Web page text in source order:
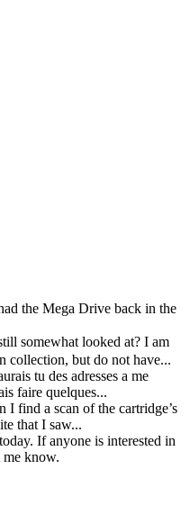
the Mega Drive back in the
somewhat looked at? I am
collection, but do not have...
tu des adresses a me
faire quelques...
I find a scan of the cartridge’s
that I saw...
If anyone is interested in
know.